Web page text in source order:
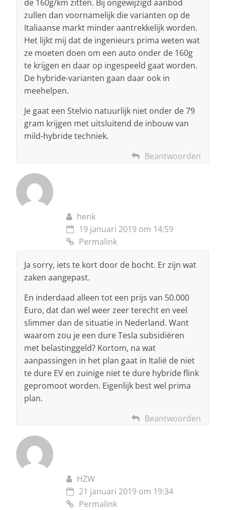
de 160g/km zitten. Bij ongewijzigd aanbod
zullen dan voornamelijk die varianten op de
Italiaanse markt minder aantrekkelijk worden.
Het lijkt mij dat de ingenieurs prima weten wat
ze moeten doen om een auto onder de 160g
te krijgen en daar op ingespeeld gaat worden.
De hybride-varianten gaan daar ook in
meehelpen.
Je gaat een Stelvio natuurlijk niet onder de 79
gram krijgen met uitsluitend de inbouw van
mild-hybride techniek.
Beantwoorden
henk
19 januari 2019 om 14:59
Permalink
Ja sorry, iets te kort door de bocht. Er zijn wat
zaken aangepast.
En inderdaad alleen tot een prijs van 50.000
Euro, dat dan wel weer zeer terecht en veel
slimmer dan de situatie in Nederland. Want
waarom zou je een dure Tesla subsidiëren
met belastinggeld? Kortom, na wat
aanpassingen in het plan gaat in Italië de niet
te dure EV en zuinige niet te dure hybride flink
gepromoot worden. Eigenlijk best wel prima
plan.
Beantwoorden
HZW
21 januari 2019 om 19:34
Permalink